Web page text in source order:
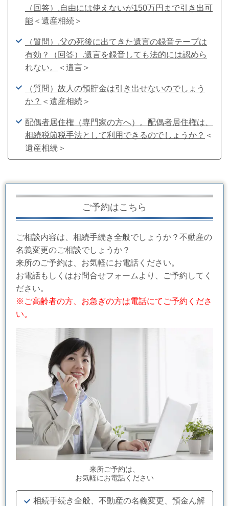
（回答）.自由には使えないが150万円まで引き出可
能 ＜遺産相続＞
（質問）.父の死後に出てきた遺言の録音テープは
有効？（回答）.遺言を録音しても法的には認めら
れない。
＜遺言＞
（質問）故人の預貯金は引き出せないのでしょう
か？ ＜遺産相続＞
配偶者居住権（専門家の方へ）。配偶者居住権は、
相続税節税手法として利用できるのでしょうか？ ＜
遺産相続＞
ご予約はこちら
ご相談内容は、相続手続き全般でしょうか？不動産の
名義変更のご相談でしょうか？
来所のご予約は、お気軽にお電話ください。
お電話もしくはお問合せフォームより、ご予約してく
ださい。
※ご高齢者の方、お急ぎの方は電話にてご予約くださ
い。
来所ご予約は、
お気軽にお電話ください
相続手続き全般、不動産の名義変更、預金ん解